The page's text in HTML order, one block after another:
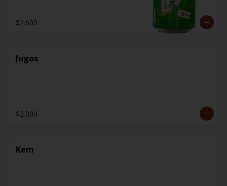
$2.600
Jugos
$2.000
Kem